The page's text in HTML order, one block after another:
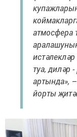
атмосфера
туа, диләр
артында»,
йорты